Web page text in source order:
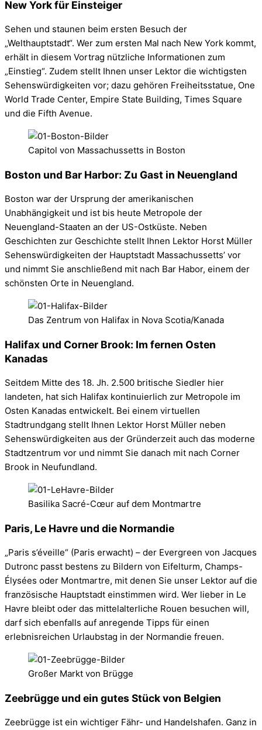
New York für Einsteiger
Sehen und staunen beim ersten Besuch der
„Welthauptstadt“. Wer zum ersten Mal nach New York kommt,
erhält in diesem Vortrag nützliche Informationen zum
„Einstieg“. Zudem stellt Ihnen unser Lektor die wichtigsten
Sehenswürdigkeiten vor; dazu gehören Freiheitsstatue, One
World Trade Center, Empire State Building, Times Square
und die Fifth Avenue.
Capitol von Massachussetts in Boston
Boston und Bar Harbor: Zu Gast in Neuengland
Boston war der Ursprung der amerikanischen
Unabhängigkeit und ist bis heute Metropole der
Neuengland-Staaten an der US-Ostküste. Neben
Geschichten zur Geschichte stellt Ihnen Lektor Horst Müller
Sehenswürdigkeiten der Hauptstadt Massachussetts’ vor
und nimmt Sie anschließend mit nach Bar Habor, einem der
schönsten Orte in Neuengland.
Das Zentrum von Halifax in Nova Scotia/Kanada
Halifax und Corner Brook: Im fernen Osten
Kanadas
Seitdem Mitte des 18. Jh. 2.500 britische Siedler hier
landeten, hat sich Halifax kontinuierlich zur Metropole im
Osten Kanadas entwickelt. Bei einem virtuellen
Stadtrundgang stellt Ihnen Lektor Horst Müller neben
Sehenswürdigkeiten aus der Gründerzeit auch das moderne
Stadtzentrum vor und nimmt Sie danach mit nach Corner
Brook in Neufundland.
Basilika Sacré-Cœur auf dem Montmartre
Paris, Le Havre und die Normandie
„Paris s’éveille“ (Paris erwacht) – der Evergreen von Jacques
Dutronc passt bestens zu Bildern von Eifelturm, Champs-
Élysées oder Montmartre, mit denen Sie unser Lektor auf die
französische Hauptstadt einstimmen wird. Wer lieber in Le
Havre bleibt oder das mittelalterliche Rouen besuchen will,
darf sich ebenfalls auf anregende Tipps für einen
erlebnisreichen Urlaubstag in der Normandie freuen.
Großer Markt von Brügge
Zeebrügge und ein gutes Stück von Belgien
Zeebrügge ist ein wichtiger Fähr- und Handelshafen. Ganz in